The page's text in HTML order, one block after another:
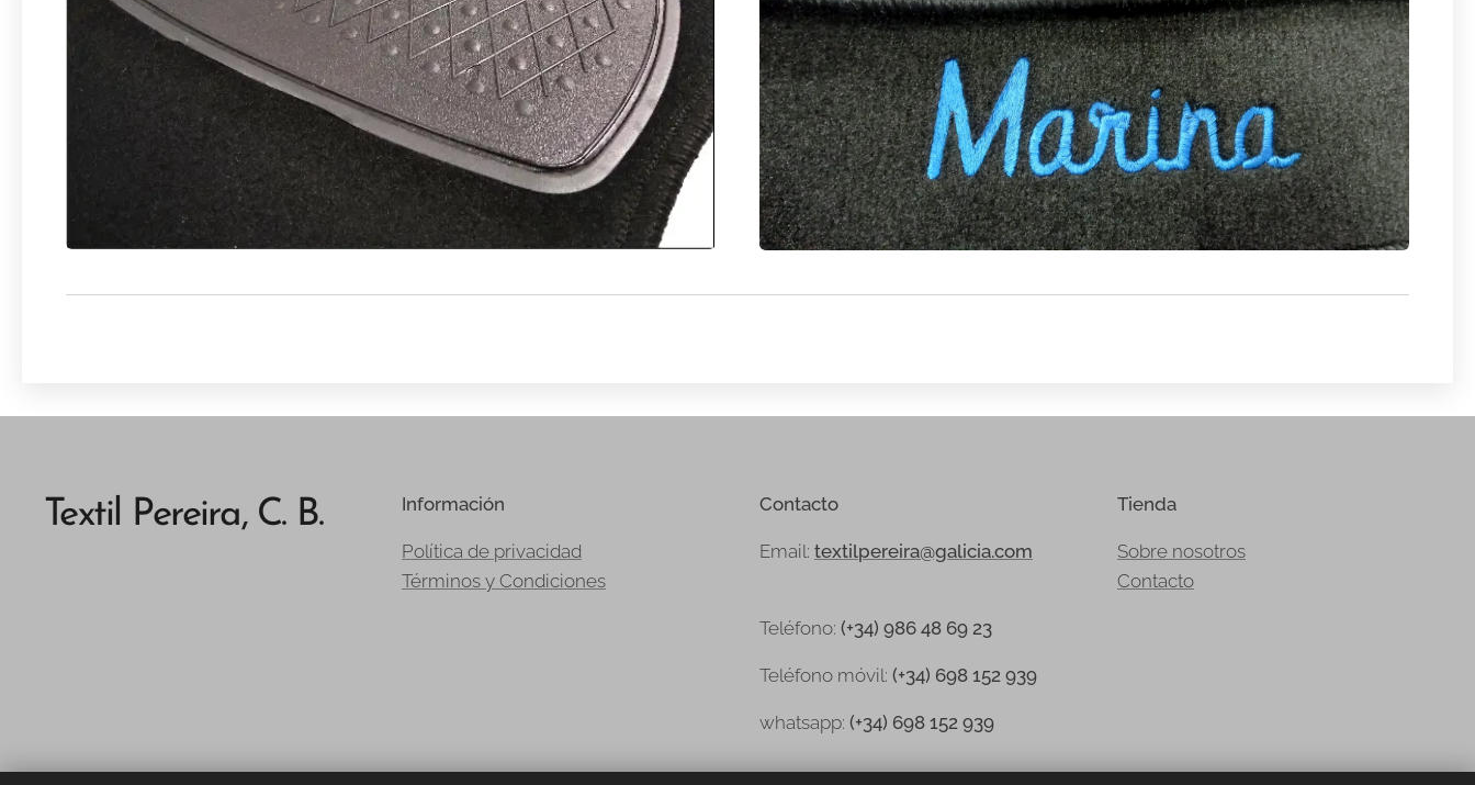
Textil Pereira, C. B. Información
Política de privacidad
Términos y Condiciones
Contacto
Email: textilpereira@galicia.com
Teléfono: (+34) 986 48 69 23
Teléfono móvil: (+34) 698 152 939
whatsapp: (+34) 698 152 939
Tienda
Sobre nosotros
Contacto